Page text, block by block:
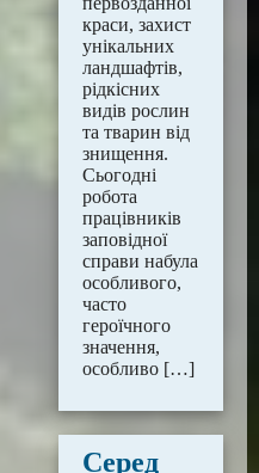
краси, захист
унікальних
ландшафтів,
рідкісних
видів рослин
та тварин від
знищення.
Сьогодні
робота
працівників
заповідної
справи набула
особливого,
часто
героїчного
значення,
особливо […]
Серед